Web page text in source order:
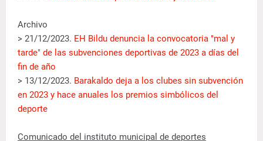
Archivo
> 21/12/2023. EH Bildu denuncia la convocatoria "mal y
tarde" de las subvenciones deportivas de 2023 a días del
fin de año
> 13/12/2023. Barakaldo deja a los clubes sin subvención
en 2023 y hace anuales los premios simbólicos del
deporte
Comunicado del instituto municipal de deportes